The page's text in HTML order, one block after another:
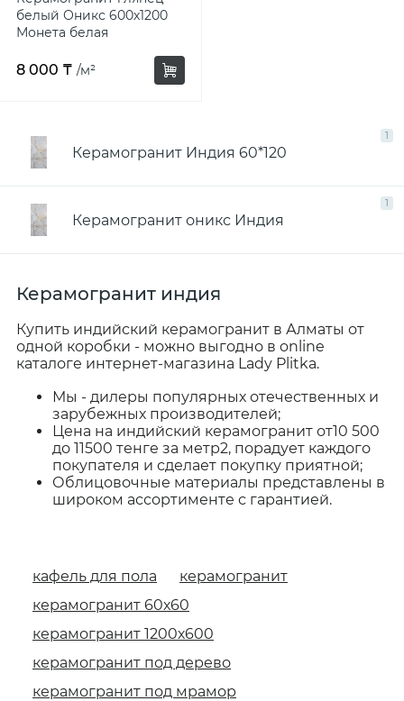
белый Оникс 600х1200
Монета белая
8 000 ₸ /м²
1
Керамогранит Индия 60*120
1
Керамогранит оникс Индия
Керамогранит индия
Купить индийский керамогранит в Алматы от
одной коробки - можно выгодно в online
каталоге интернет-магазина Lady Plitka.
Мы - дилеры популярных отечественных и
зарубежных производителей;
Цена на индийский керамогранит от10 500
до 11500 тенге за метр2, порадует каждого
покупателя и сделает покупку приятной;
Облицовочные материалы представлены в
широком ассортименте с гарантией.
кафель для пола
керамогранит
керамогранит 60х60
керамогранит 1200х600
керамогранит под дерево
керамогранит под мрамор
Адрес и контактыКерамогранит 1200х600 бежевый
Керамогранит 60х60 матовый
Керамогранит под деревянные рейки
Керамогранит под дерево для пола
Ламинат для пола
Ламинат под плитку — стиль камня, бетона,
Ламинат 12 миллиметров